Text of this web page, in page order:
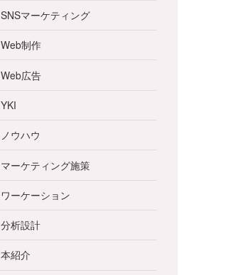
SNSマーケティング
Web制作
Web広告
YKI
ノウハウ
マーケティング施策
ワーケーション
分析設計
本紹介